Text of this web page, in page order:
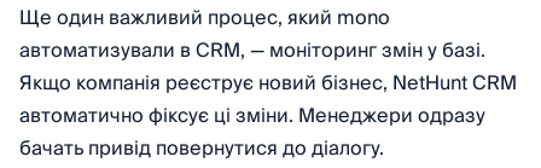
Ще один важливий процес, який mono
автоматизували в CRM, — моніторинг змін у базі.
Якщо компанія реєструє новий бізнес, NetHunt CRM
автоматично фіксує ці зміни. Менеджери одразу
бачать привід повернутися до діалогу.